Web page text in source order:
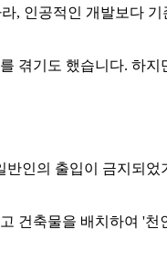
, 인공적인 개발보다 기
겪기도 했습니다. 하지
인의 출입이 금지되
건축물을 배치하여 '천